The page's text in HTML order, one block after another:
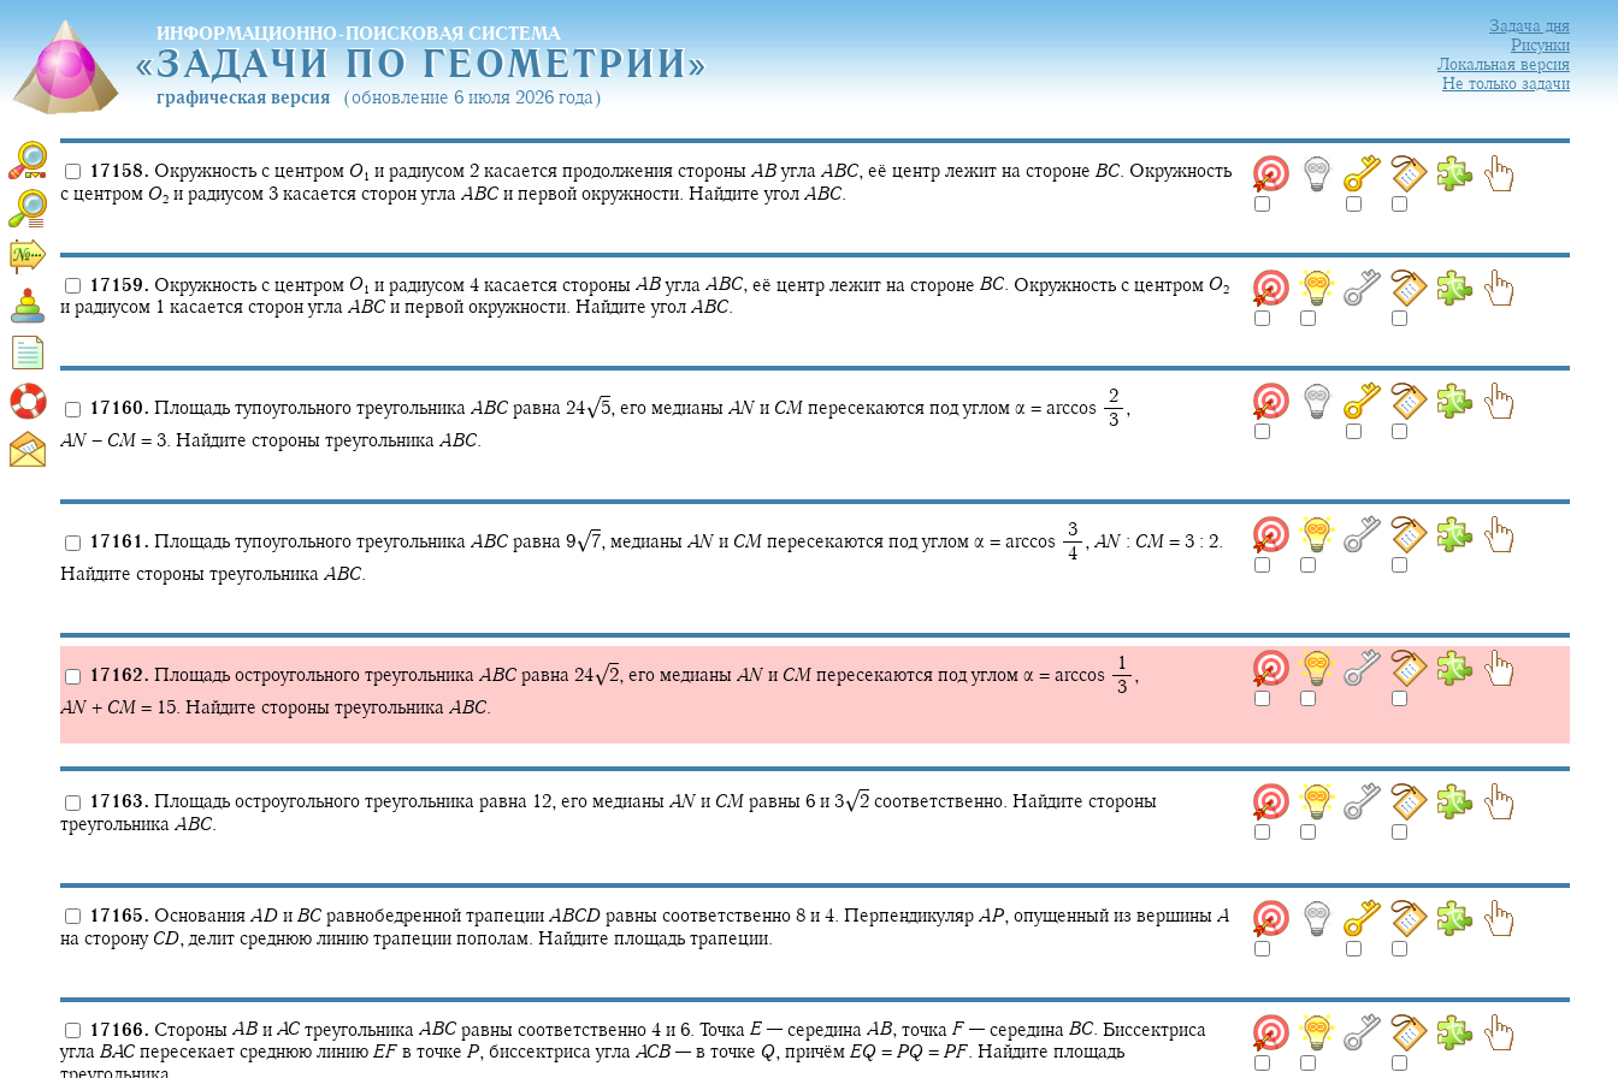
ИНФОРМАЦИОННО-ПОИСКОВАЯ СИСТЕМА
«ЗАДАЧИ ПО ГЕОМЕТРИИ»
«ЗАДАЧИ ПО ГЕОМЕТРИИ»
графическая версия (обновление 6 июля 2026 года)
Задача дня
Рисунки
Локальная версия
Не только задачи
17158. Окружность с центром O1 и радиусом 2 касается продолжения стороны ABугла ABC, её центр лежит на стороне BC. Окружность
с центром O2 и радиусом 3 касается сторон угла ABC и первой окружности. Найдите угол ABC.
17159. Окружность с центром O1 и радиусом 4 касается стороны ABугла ABC, её центр лежит на стороне BC. Окружность с центром O2
и радиусом 1 касается сторон угла ABC и первой окружности. Найдите угол ABC.
17160. Площадь тупоугольного треугольника ABC равна 24‍√5, его медианы AN и CM пересекаются под углом α = arccos ‍
‍ 2
‍ 3
,
AN − CM = 3. Найдите стороны треугольника ABC.
17161. Площадь тупоугольного треугольника ABC равна 9‍√7, медианы AN и CM пересекаются под углом α = arccos ‍
‍ 3
‍ 4
, AN : CM = 3 : 2.
Найдите стороны треугольника ABC.
17162. Площадь остроугольного треугольника ABC равна 24‍√2, его медианы AN и CM пересекаются под углом α = arccos ‍
‍ 1
‍ 3
,
AN + CM = 15. Найдите стороны треугольника ABC.
17163. Площадь остроугольного треугольника равна 12, его медианы AN и CM равны 6 и 3‍√2 соответственно. Найдите стороны
треугольника ABC.
17165. Основания AD и BC равнобедренной трапеции ABCD равны соответственно 8 и 4. Перпендикуляр AP, опущенный из вершины A
на сторону CD,делит среднюю линию трапеции пополам. Найдите площадь трапеции.
17166. Стороны AB и AC треугольника ABC равны соответственно 4 и 6. Точка E — середина AB, точка F — середина BC. Биссектриса
угла BAC пересекает среднюю линию EF в точке P, биссектриса угла ACB — в точке Q, причём EQ = PQ = PF. Найдите площадь